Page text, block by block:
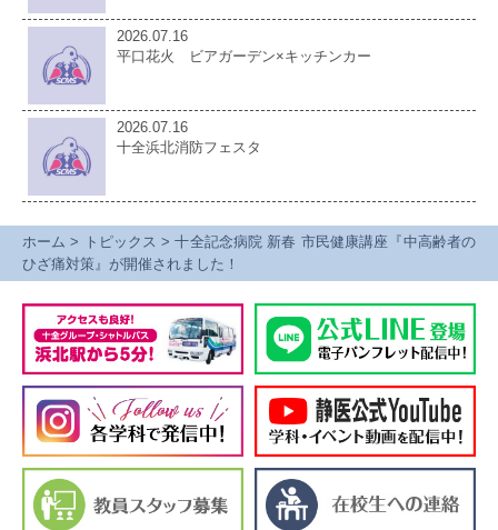
2026.07.16
平口花火 ビアガーデン×キッチンカー
2026.07.16
十全浜北消防フェスタ
ホーム > トピックス >十全記念病院 新春 市民健康講座『中高齢者の
ひざ痛対策』が開催されました！